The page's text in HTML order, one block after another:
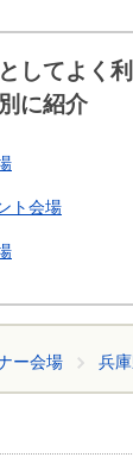
してよく
に紹介
ト会場
ー会場 兵